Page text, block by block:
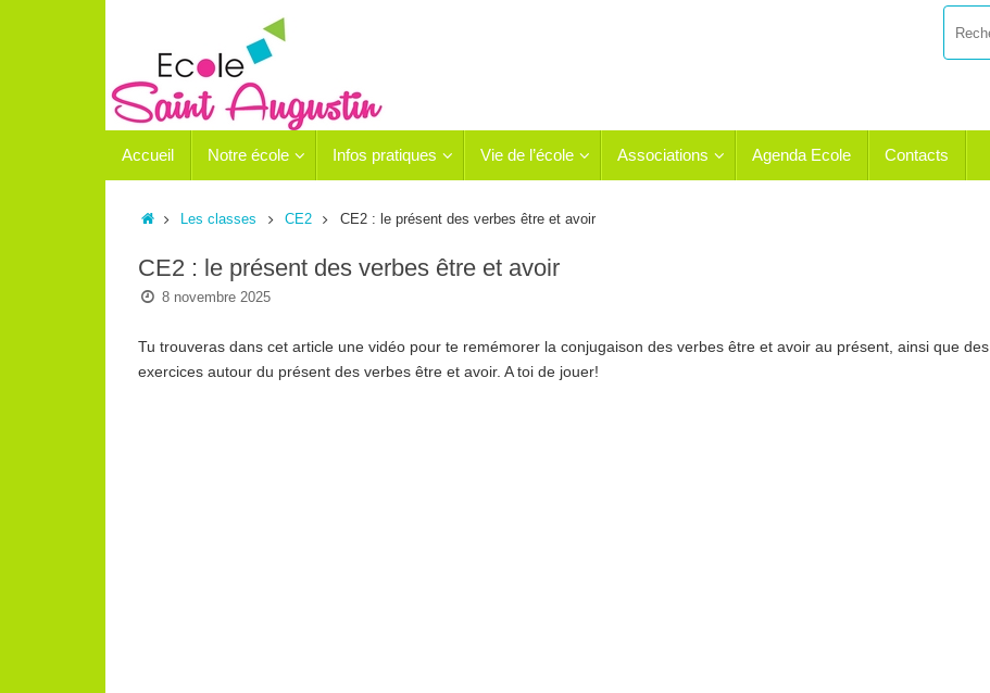
contenu
Accueil Notre école Infos pratiques Vie de l’école Associations Agenda Ecole Contacts
AccueilLes classes CE2 CE2 : le présent des verbes être et avoir
CE2 : le présent des verbes être et avoir
8 novembre 2025
Tu trouveras dans cet article une vidéo pour te remémorer la conjugaison des verbes être et avoir au présent, ainsi que des
exercices autour du présent des verbes être et avoir. A toi de jouer!